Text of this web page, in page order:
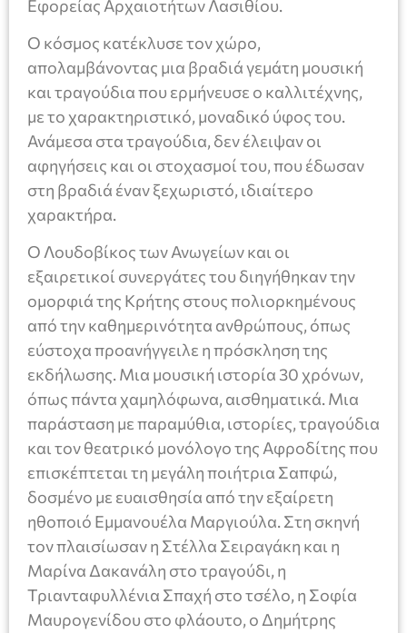
Εφορείας Αρχαιοτήτων Λασιθίου.
Ο κόσμος κατέκλυσε τον χώρο,
απολαμβάνοντας μια βραδιά γεμάτη μουσική
και τραγούδια που ερμήνευσε ο καλλιτέχνης,
με το χαρακτηριστικό, μοναδικό ύφος του.
Ανάμεσα στα τραγούδια, δεν έλειψαν οι
αφηγήσεις και οι στοχασμοί του, που έδωσαν
στη βραδιά έναν ξεχωριστό, ιδιαίτερο
χαρακτήρα.
Ο Λουδοβίκος των Ανωγείων και οι
εξαιρετικοί συνεργάτες του διηγήθηκαν την
ομορφιά της Κρήτης στους πολιορκημένους
από την καθημερινότητα ανθρώπους, όπως
εύστοχα προανήγγειλε η πρόσκληση της
εκδήλωσης. Μια μουσική ιστορία 30 χρόνων,
όπως πάντα χαμηλόφωνα, αισθηματικά. Μια
παράσταση με παραμύθια, ιστορίες, τραγούδια
και τον θεατρικό μονόλογο της Αφροδίτης που
επισκέπτεται τη μεγάλη ποιήτρια Σαπφώ,
δοσμένο με ευαισθησία από την εξαίρετη
ηθοποιό Εμμανουέλα Μαργιούλα. Στη σκηνή
τον πλαισίωσαν η Στέλλα Σειραγάκη και η
Μαρίνα Δακανάλη στο τραγούδι, η
Τριανταφυλλένια Σπαχή στο τσέλο, η Σοφία
Μαυρογενίδου στο φλάουτο, ο Δημήτρης